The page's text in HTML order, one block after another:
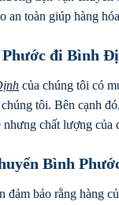
toàn giúp hàng
đi Bình
của chúng tôi có
tôi. Bên cạnh
chất lượng
Bình
bảo rằng hàng